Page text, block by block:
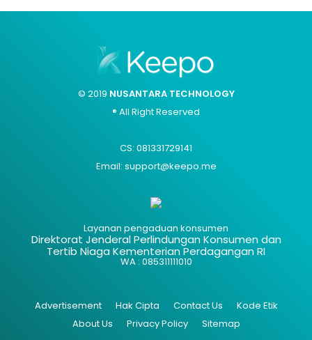
© 2019 NUSANTARA TECHNOLOGY
® All Right Reserved
CS: 081331729141
Email: support@keepo.me
Layanan pengaduan konsumen
Direktorat Jenderal Perlindungan Konsumen dan
Tertib Niaga Kementerian Perdagangan RI
WA : 085311111010
Advertisement Hak Cipta Contact Us
Kode Etik
About Us
Privacy Policy Sitemap